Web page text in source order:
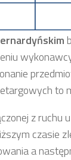
to
z ruchu
czasie
a